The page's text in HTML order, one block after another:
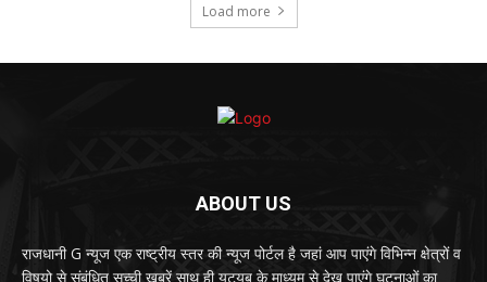
Load more
ABOUT US
राजधानी G न्यूज एक राष्ट्रीय स्तर की न्यूज पोर्टल है जहां आप पाएंगे विभिन्न क्षेत्रों व
विषयो से संबंधित सच्ची खबरें साथ ही यूट्यूब के माध्यम से देख पाएंगे घटनाओं का